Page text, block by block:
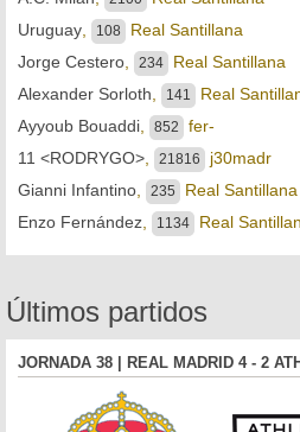
Uruguay
108
Real Santillana
Jorge Cestero
234
Real Santillana
Alexander Sorloth
141
Real
Ayyoub Bouaddi
852
fer-
11 <RODRYGO>
21816
j30madr
Gianni Infantino
235
Real Santillana
Enzo Fernández
1134 Real
Últimos partidos
JORNADA 38 | REAL MADRID 4 - 2